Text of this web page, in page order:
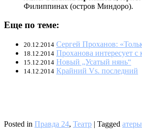
Филиппинах (остров Миндоро).
Еще по теме:
20.12.2014 Сергей Проханов:
18.12.2014 Проханова интересует с
15.12.2014 Новый „Усатый нянь“
14.12.2014 Крайний Vs. последний
Posted in Правда 24, Театр | Tagged атеры